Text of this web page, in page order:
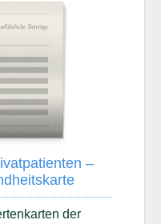
–
der